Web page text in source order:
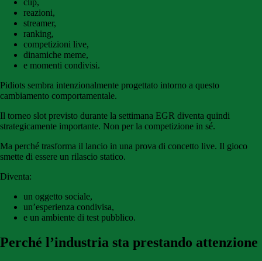
reazioni,
streamer,
ranking,
competizioni live,
dinamiche meme,
e momenti condivisi.
Pidiots sembra intenzionalmente progettato intorno a questo
cambiamento comportamentale.
Il torneo slot previsto durante la settimana EGR diventa quindi
strategicamente importante. Non per la competizione in sé.
Ma perché trasforma il lancio in una prova di concetto live. Il gioco
smette di essere un rilascio statico.
Diventa:
un oggetto sociale,
un’esperienza condivisa,
e un ambiente di test pubblico.
Perché l’industria sta prestando attenzione